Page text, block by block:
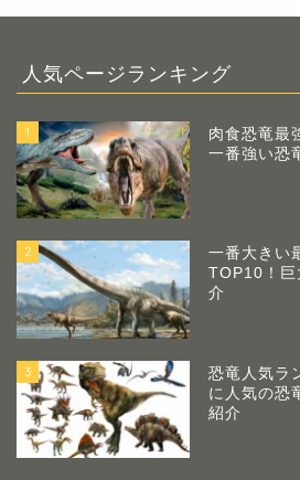
人気ページランキング
1
肉食恐竜最
一番強い恐
2
一番大きい
TOP10！巨
介
3
恐竜人気ラ
に人気の恐
紹介